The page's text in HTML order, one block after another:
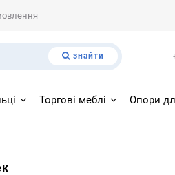
знайти
Торгові меблі Опори